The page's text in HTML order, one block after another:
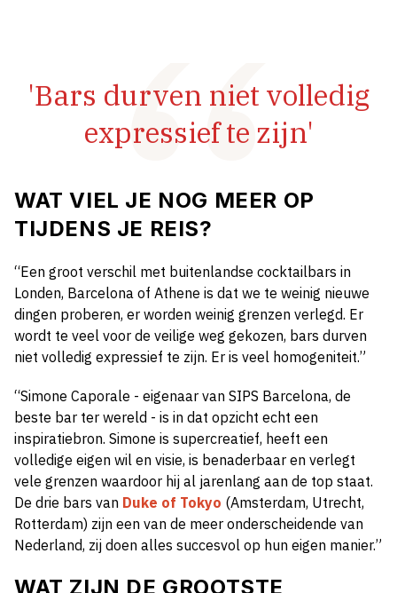
'Bars durven niet volledig
expressief te zijn'
WAT VIEL JE NOG MEER OP
TIJDENS JE REIS?
“Een groot verschil met buitenlandse cocktailbars in
Londen, Barcelona of Athene is dat we te weinig nieuwe
dingen proberen, er worden weinig grenzen verlegd. Er
wordt te veel voor de veilige weg gekozen, bars durven
niet volledig expressief te zijn. Er is veel homogeniteit.”
“Simone Caporale - eigenaar van SIPS Barcelona, de
beste bar ter wereld - is in dat opzicht echt een
inspiratiebron. Simone is supercreatief, heeft een
volledige eigen wil en visie, is benaderbaar en verlegt
vele grenzen waardoor hij al jarenlang aan de top staat.
De drie bars van Duke of Tokyo (Amsterdam, Utrecht,
Rotterdam) zijn een van de meer onderscheidende van
Nederland, zij doen alles succesvol op hun eigen manier.”
WAT ZIJN DE GROOTSTE